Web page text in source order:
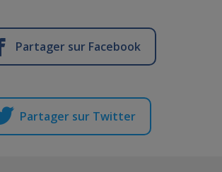
Partager sur Facebook
Partager sur Twitter